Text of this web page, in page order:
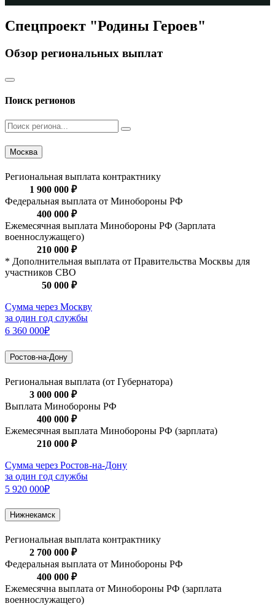
Спецпроект "Родины Героев"
Обзор региональных выплат
Поиск регионов
Москва
Региональная выплата контрактнику
1 900 000 ₽
Федеральная выплата от Минобороны РФ
400 000 ₽
Ежемесячная выплата Минобороны РФ (Зарплата
военнослужащего)
210 000 ₽
* Дополнительная выплата от Правительства Москвы для
участников СВО
50 000 ₽
Сумма через Москву
за один год службы
6 360 000₽
Ростов-на-Дону
Региональная выплата (от Губернатора)
3 000 000 ₽
Выплата Минобороны РФ
400 000 ₽
Ежемесячная выплата Минобороны РФ (зарплата)
210 000 ₽
Сумма через Ростов-на-Дону
за один год службы
5 920 000₽
Нижнекамск
Региональная выплата контрактнику
2 700 000 ₽
Федеральная выплата от Минобороны РФ
400 000 ₽
Ежемесячна выплата от Минобороны РФ (зарплата
военнослужащего)